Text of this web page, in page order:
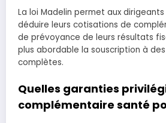
La loi Madelin permet aux
déduire leurs cotisations de
de prévoyance de leurs résultats
plus abordable la souscription à
complètes.
Quelles garanties
complémentaire santé